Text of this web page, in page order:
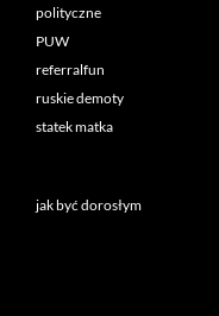
polityczne
PUW
referralfun
ruskie demoty
statek matka
jak być dorosłym